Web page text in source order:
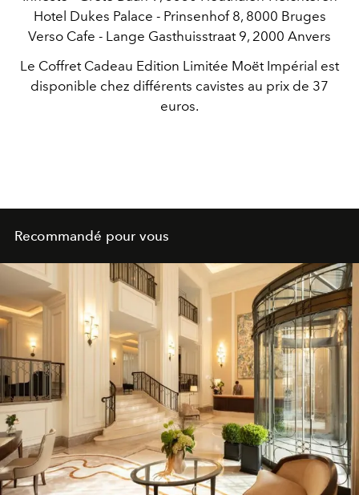
Hotel Dukes Palace​ - Prinsenhof 8, 8000 Bruges
Verso Cafe ​- Lange Gasthuisstraat 9, 2000 Anvers
Le Coffret Cadeau Edition Limitée Moët Impérial est
disponible chez différents cavistes au prix de 37
euros.
Recommandé pour vous